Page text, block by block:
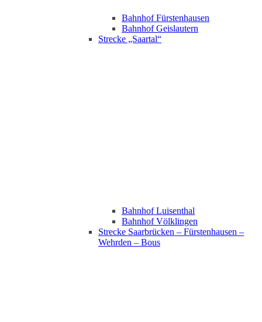
Bahnhof Fürstenhausen
Bahnhof Geislautern
Strecke „Saartal“
Bahnhof Luisenthal
Bahnhof Völklingen
Strecke Saarbrücken – Fürstenhausen –
Wehrden – Bous